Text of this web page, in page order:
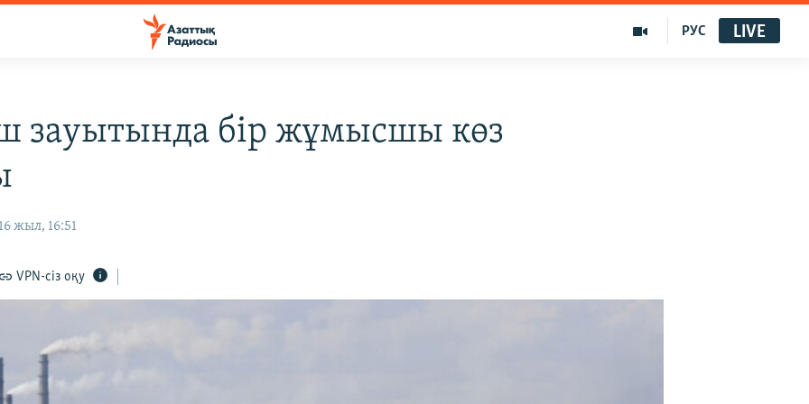
РУС LIVE
зауытында бір жұмысшы көз
жыл, 16:51
VPN-сіз оқу